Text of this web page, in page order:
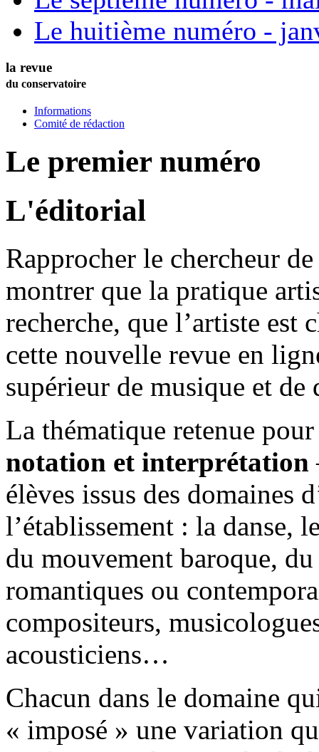
Le huitième numéro -
la revue
du conservatoire
Informations
Comité de rédaction
Le premier numéro
L'éditorial
Rapprocher le chercheur
montrer que la pratique
recherche, que l’artiste est
cette nouvelle revue en
supérieur de musique et de
La thématique retenue
notation et interprétation
élèves issus des domaines
l’établissement : la danse,
du mouvement baroque,
romantiques ou
compositeurs,
acousticiens…
Chacun dans le domaine
« imposé » une variation